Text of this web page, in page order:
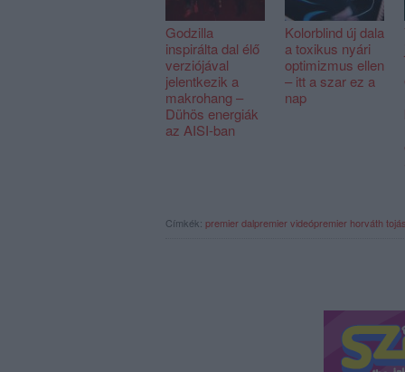
Godzilla
inspirálta dal élő
verziójával
jelentkezik a
makrohang –
Dühös energiák
az AISI-ban
Kolorblind új dala
a toxikus nyári
optimizmus ellen
– itt a szar ez a
nap
Címkék: premierdalpremiervideópremier horváth